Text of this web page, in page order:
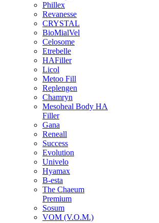
Phillex
Revanesse
CRYSTAL
BioMialVel
Celosome
Etrebelle
HAFiller
Licol
Metoo Fill
Replengen
Chamryn
Mesoheal Body HA
Filler
Gana
Reneall
Success
Evolution
Univelo
Hyamax
B-esta
The Chaeum
Premium
Sosum
VOM (V.O.M.)